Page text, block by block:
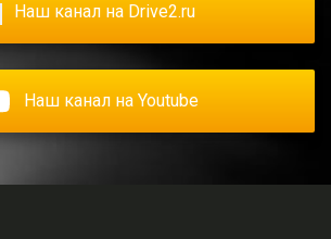
Наш канал на Drive2.ru
Наш канал на Youtube